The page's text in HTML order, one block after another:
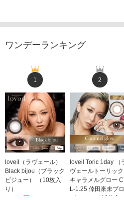
ワンデーランキング
1
loveil（ラヴェール）
Black bijou（ブラック
ビジュー） （10枚入
り）
2
loveil Toric 1day （
ヴェールトーリック
キャラメルグロー
L-1.25 倖田來未プロ
デュース （10枚入